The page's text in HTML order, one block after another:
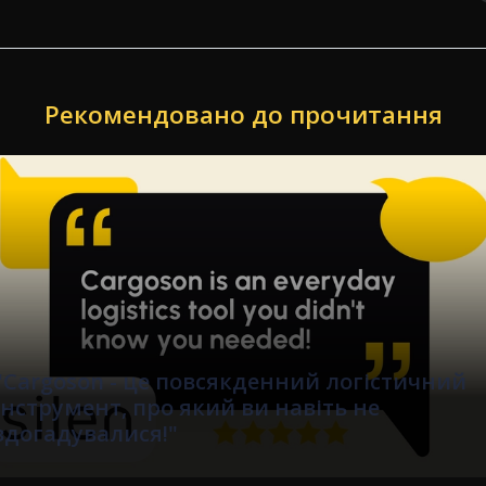
Рекомендовано до прочитання